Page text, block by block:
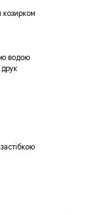
водою